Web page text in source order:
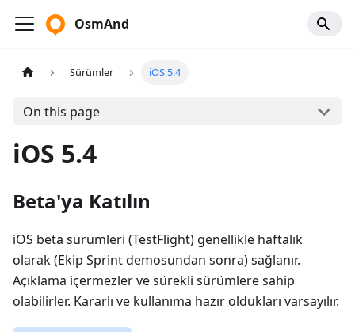
OsmAnd
Sürümler iOS 5.4
On this page
iOS 5.4
Beta'ya Katılın
iOS beta sürümleri (TestFlight) genellikle haftalık
olarak (Ekip Sprint demosundan sonra) sağlanır.
Açıklama içermezler ve sürekli sürümlere sahip
olabilirler. Kararlı ve kullanıma hazır oldukları varsayılır.